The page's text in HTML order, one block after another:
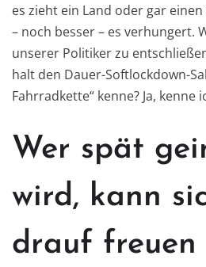
es zieht ein Land oder gar
– noch besser – es verhungert.
unserer Politiker zu
halt den Dauer-Softlockdown-
Fahrradkette“ kenne? Ja, kenne
Wer spät
wird, kann
drauf freuen